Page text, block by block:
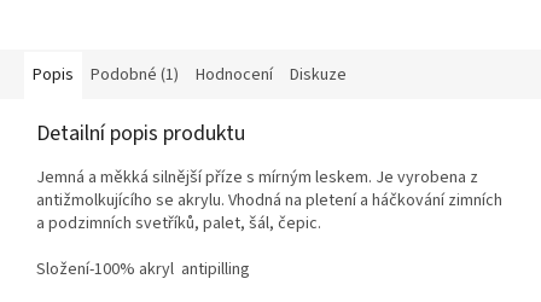
Popis Podobné (1) Hodnocení Diskuze
Detailní popis produktu
Jemná a měkká silnější příze s mírným leskem. Je vyrobena z
antižmolkujícího se akrylu. Vhodná na pletení a háčkování zimních
a podzimních svetříků, palet, šál, čepic.
Složení-100% akryl antipilling